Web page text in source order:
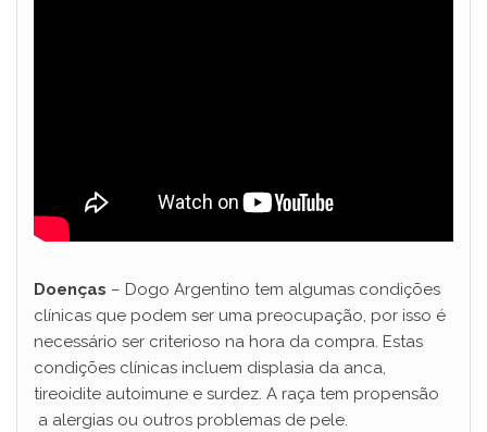
Doenças – Dogo Argentino tem algumas condições
clínicas que podem ser uma preocupação, por isso é
necessário ser criterioso na hora da compra. Estas
condições clínicas incluem displasia da anca,
tireoidite autoimune e surdez. A raça tem propensão
a alergias ou outros problemas de pele.